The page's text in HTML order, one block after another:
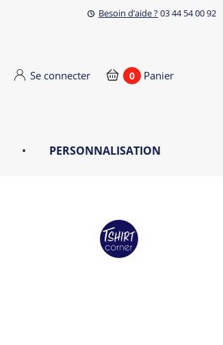
Besoin d’aide ?03 44 54 00 92
Se connecter 0 Panier
• PERSONNALISATION